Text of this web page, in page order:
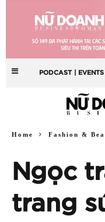
PODCAST | EVENTS
Home Fashion &
Ngọc
trang